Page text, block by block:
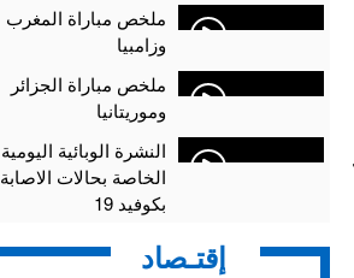
ملخص مباراة المغرب
وزامبيا
ملخص مباراة الجزائر
وموريتانيا
النشرة الوبائية اليومية
الخاصة بحالات الاصابة
بكوفيد 19
إقتـصاد